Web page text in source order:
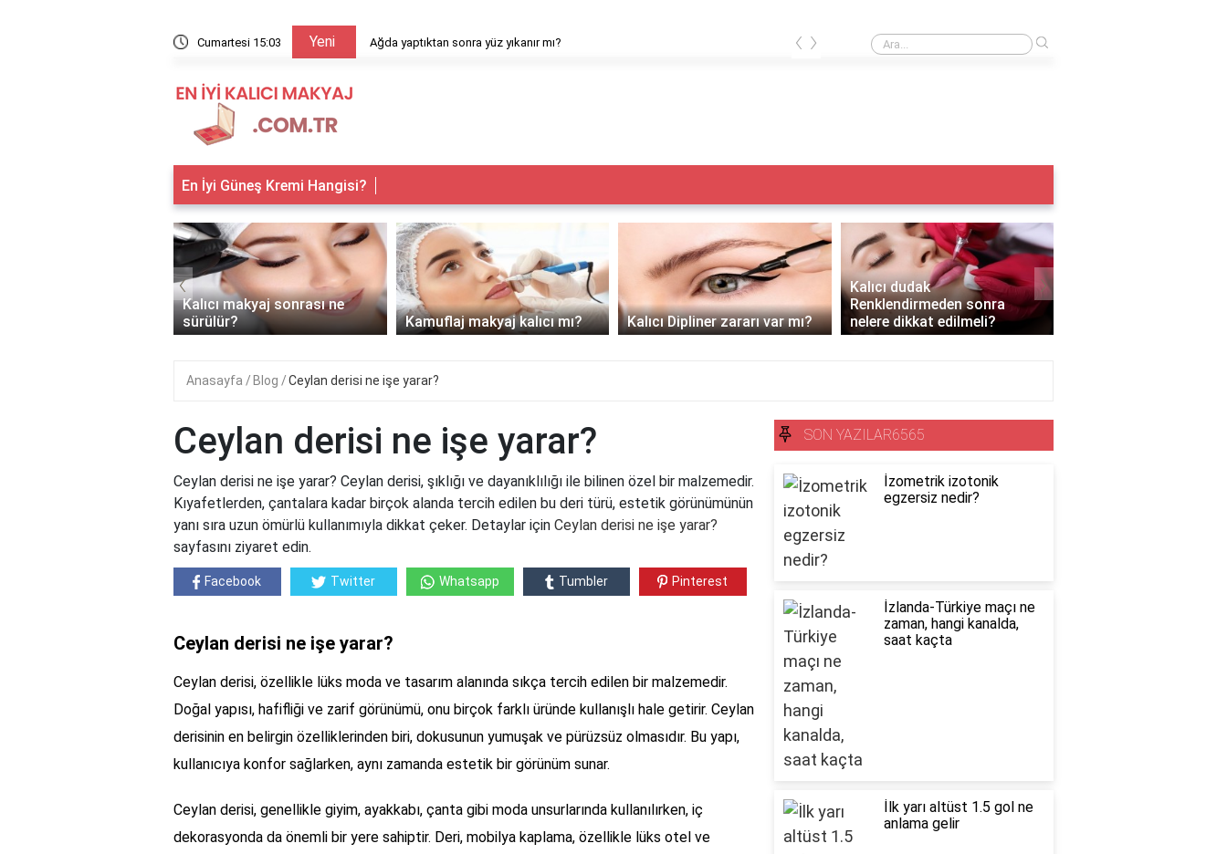
Cumartesi 15:03 Yeni Ağda yaptıktan sonra yüz yıkanır mı? Iple kaş alma acıtır mı?
‹ ›
En İyi Güneş Kremi Hangisi?
Kalıcı makyaj sonrası ne
sürülür?
Kamuflaj makyaj kalıcı mı? Kalıcı Dipliner zararı var mı?
Kalıcı dudak
Renklendirmeden sonra
nelere dikkat edilmeli?
‹ ›
Anasayfa Blog Ceylan derisi ne işe yarar?
Ceylan derisi ne işe yarar?
Ceylan derisi ne işe yarar? Ceylan derisi, şıklığı ve dayanıklılığı ile bilinen özel bir malzemedir.
Kıyafetlerden, çantalara kadar birçok alanda tercih edilen bu deri türü, estetik görünümünün
yanı sıra uzun ömürlü kullanımıyla dikkat çeker. Detaylar için Ceylan derisi ne işe yarar?
sayfasını ziyaret edin.
Facebook Twitter Whatsapp Tumbler Pinterest
Ceylan derisi ne işe yarar?
Ceylan derisi, özellikle lüks moda ve tasarım alanında sıkça tercih edilen bir malzemedir.
Doğal yapısı, hafifliği ve zarif görünümü, onu birçok farklı üründe kullanışlı hale getirir. Ceylan
derisinin en belirgin özelliklerinden biri, dokusunun yumuşak ve pürüzsüz olmasıdır. Bu yapı,
kullanıcıya konfor sağlarken, aynı zamanda estetik bir görünüm sunar.
Ceylan derisi, genellikle giyim, ayakkabı, çanta gibi moda unsurlarında kullanılırken, iç
dekorasyonda da önemli bir yere sahiptir. Deri, mobilya kaplama, özellikle lüks otel ve
SON YAZILAR6565
İzometrik izotonik
egzersiz nedir?
İzlanda-Türkiye maçı ne
zaman, hangi kanalda,
saat kaçta
İlk yarı altüst 1.5 gol ne
anlama gelir